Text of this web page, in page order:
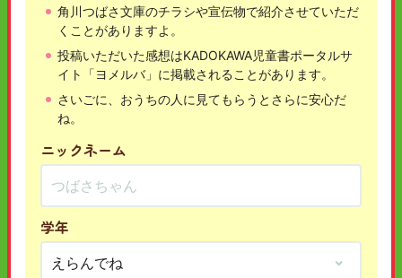
角川つばさ文庫のチラシや宣伝物で紹介させていただ
くことがありますよ。
投稿いただいた感想はKADOKAWA児童書ポータルサ
イト「ヨメルバ」に掲載されることがあります。
さいごに、おうちの人に見てもらうとさらに安心だ
ね。
ニックネーム
学年